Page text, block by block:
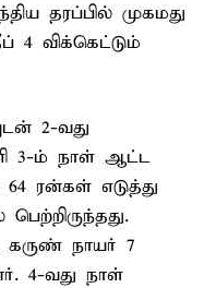
தரப்பில் முகமது
4 விக்கெட்டும்
2-வது
3-ம் நாள் ஆட்ட
64 ரன்கள் எடுத்து
கருண் நாயர் 7
4-வது நாள்